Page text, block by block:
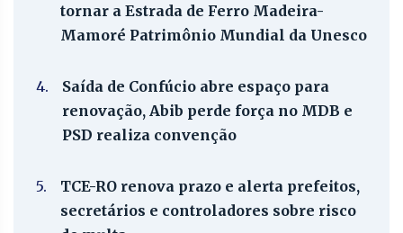
tornar a Estrada de Ferro Madeira-
Mamoré Patrimônio Mundial da Unesco
4.
Saída de Confúcio abre espaço para
renovação, Abib perde força no MDB e
PSD realiza convenção
5.
TCE-RO renova prazo e alerta prefeitos,
secretários e controladores sobre risco